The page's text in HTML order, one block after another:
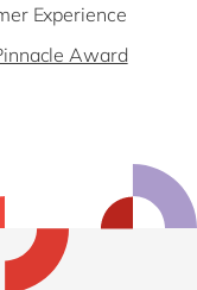
Experience
Award